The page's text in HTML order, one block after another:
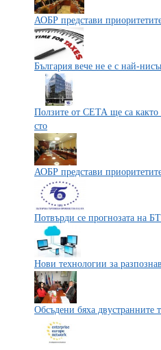
АОБР представи
България вече не е с най-
Ползите от СЕТА ще са както
сто
АОБР представи
Потвърди се прогнозата на
Нови технологии за
Обсъдени бяха